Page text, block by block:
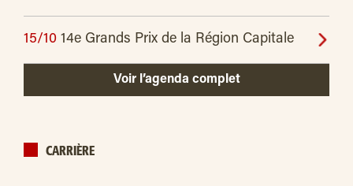
15/10 14e Grands Prix de la Région Capitale
Voir l’agenda complet
CARRIÈRE